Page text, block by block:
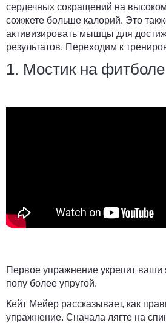
сердечных сокращений на
сожжете больше калорий. Это
активизировать мышцы для
результатов. Переходим к
1. Мостик на фитболе
Первое упражнение укрепит ваши
попу более упругой.
Кейт Мейер рассказывает, как
упражнение. Сначала лягте на